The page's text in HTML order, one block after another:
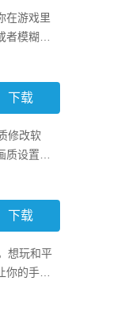
在游戏里
模糊，
下载
修改软
设置没
下载
想玩和平
的手机